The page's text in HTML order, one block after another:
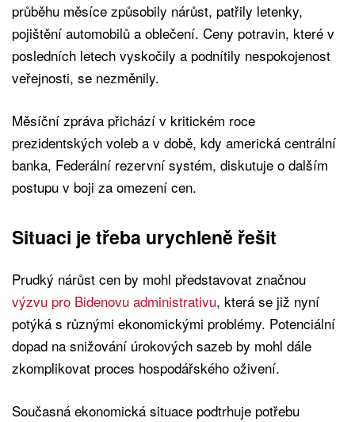
průběhu měsíce způsobily nárůst, patřily letenky,
pojištění automobilů a oblečení. Ceny potravin, které v
posledních letech vyskočily a podnítily nespokojenost
veřejnosti, se nezměnily.
Měsíční zpráva přichází v kritickém roce
prezidentských voleb a v době, kdy americká centrální
banka, Federální rezervní systém, diskutuje o dalším
postupu v boji za omezení cen.
Situaci je třeba urychleně řešit
Prudký nárůst cen by mohl představovat značnou
výzvu pro Bidenovu administrativu, která se již nyní
potýká s různými ekonomickými problémy. Potenciální
dopad na snižování úrokových sazeb by mohl dále
zkomplikovat proces hospodářského oživení.
Současná ekonomická situace podtrhuje potřebu